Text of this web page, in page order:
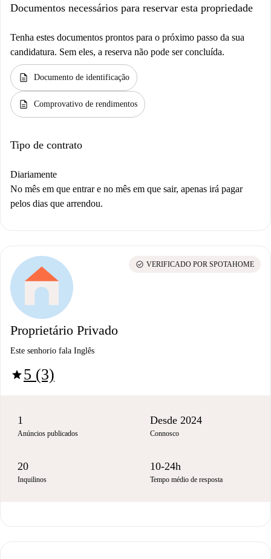
Documentos necessários para reservar esta propriedade
Tenha estes documentos prontos para o próximo passo da sua
candidatura. Sem eles, a reserva não pode ser concluída.
description Documento de identificação
description Comprovativo de rendimentos
Tipo de contrato
Diariamente
No mês em que entrar e no mês em que sair, apenas irá pagar
pelos dias que arrendou.
Proprietário Privado
Este senhorio fala Inglês
star5 (3)
check_circle VERIFICADO POR SPOTAHOME
1
Anúncios publicados
Desde 2024
Connosco
20
Inquilinos
10-24h
Tempo médio de resposta